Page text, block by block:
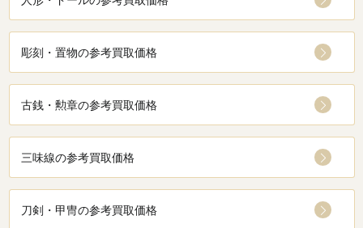
彫刻・置物の参考買取価格
古銭・勲章の参考買取価格
三味線の参考買取価格
刀剣・甲冑の参考買取価格